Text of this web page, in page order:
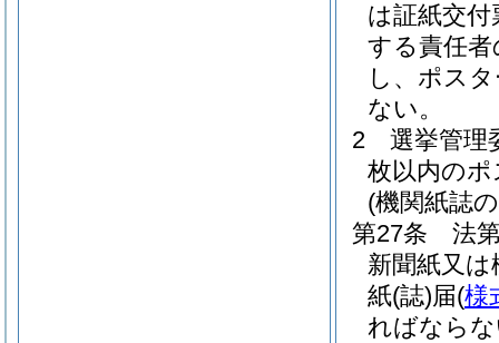
は証紙交
する責任
し、ポス
ない。
2
選挙管理
枚以内の
(機関紙誌
第27条
法
新聞紙又
紙(誌)届(様
ればなら